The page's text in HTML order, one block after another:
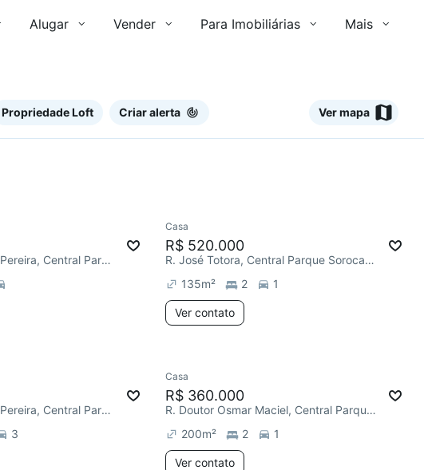
Alugar Vender Para Imobiliárias Mais
Propriedade Loft Criar alerta Ver mapa
R. Eugênio Toledo Pereira, Central Parque Sorocaba
Casa
R$ 520.000
R. José Totora, Central Parque Sorocaba
135m² 2 1
Ver contato
R. Eugênio Toledo Pereira, Central Parque Sorocaba
3
Casa
R$ 360.000
R. Doutor Osmar Maciel, Central Parque Sorocaba
200m² 2 1
Ver contato